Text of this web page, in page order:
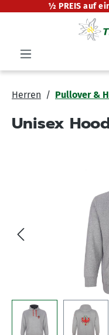
springen
½ PREIS auf
Herren Pullover &
Unisex
Bildergalerie